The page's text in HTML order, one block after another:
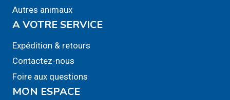
Autres animaux
A VOTRE SERVICE
Expédition & retours
Contactez-nous
Foire aux questions
MON ESPACE